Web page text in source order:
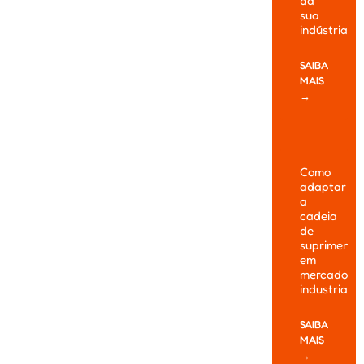
sua
indústria
SAIBA
MAIS
→
Como
adaptar
a
cadeia
de
em
mercados
industriais
SAIBA
MAIS
→